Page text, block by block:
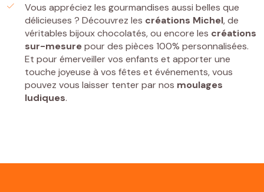
Vous appréciez les gourmandises aussi belles que
délicieuses ? Découvrez les créations Michel, de
véritables bijoux chocolatés, ou encore les créations
sur-mesurepour des pièces 100% personnalisées.
Et pour émerveiller vos enfants et apporter une
touche joyeuse à vos fêtes et événements, vous
pouvez vous laisser tenter par nos moulages
ludiques.